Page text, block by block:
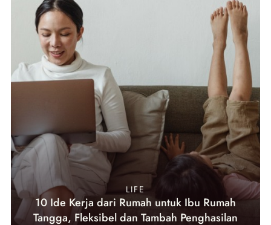
LIFE
10 Ide Kerja dari Rumah untuk Ibu Rumah
Tangga, Fleksibel dan Tambah Penghasilan